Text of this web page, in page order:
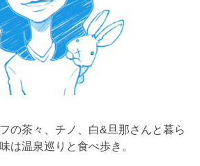
の茶々、チノ、白&旦那さんと暮ら
は温泉巡りと食べ歩き。